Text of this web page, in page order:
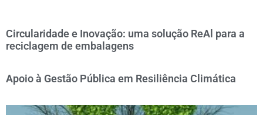
Circularidade e Inovação: uma solução ReAl para a
reciclagem de embalagens
Apoio à Gestão Pública em Resiliência Climática